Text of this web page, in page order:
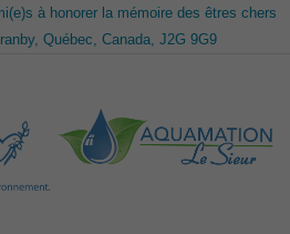
à honorer la mémoire des êtres chers
Québec, Canada, J2G 9G9